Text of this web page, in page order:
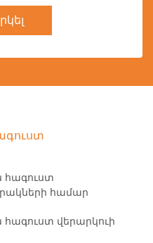
հագուստ
համար
հագուստ վերարկուի